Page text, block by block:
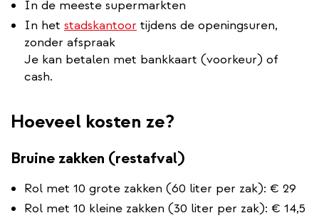
In de meeste supermarkten
In het stadskantoor tijdens de openingsuren,
zonder afspraak
Je kan betalen met bankkaart (voorkeur) of
cash.
Hoeveel kosten ze?
Bruine zakken (restafval)
Rol met 10 grote zakken (60 liter per zak): € 29
Rol met 10 kleine zakken (30 liter per zak): € 14,5